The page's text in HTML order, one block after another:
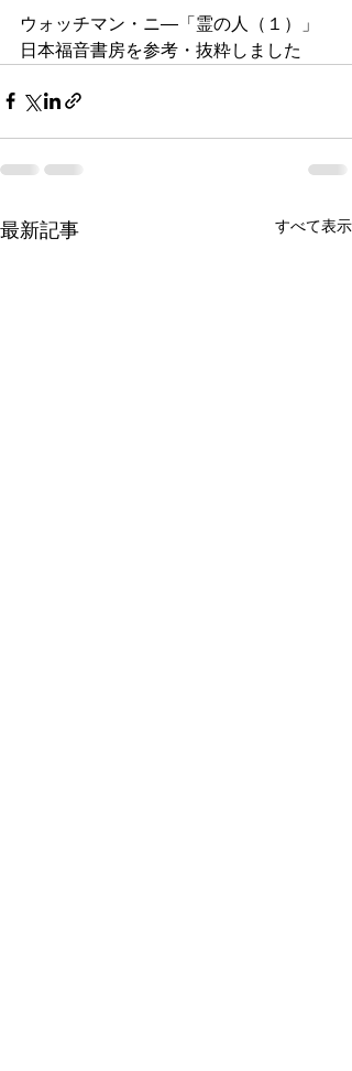
ウォッチマン・ニ―「霊の人（１）」
日本福音書房を参考・抜粋しました
最新記事 すべて表示